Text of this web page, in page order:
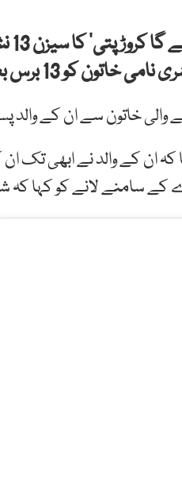
ان کے ناراض والد سے ملوا دیا.
والی خاتون سے ان کے
کہ ان کے والد نے ابھی
کے سامنے لانے کو کہا کہ